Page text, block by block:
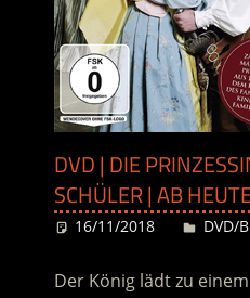
DVD | DIE
SCHÜLER | AB
16/11/2018 DVD/
Der König lädt zu